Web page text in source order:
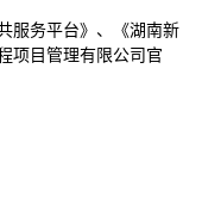
服务平台》、《湖南新
项目管理有限公司官